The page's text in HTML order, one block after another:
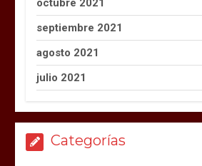
octubre 2021
septiembre 2021
agosto 2021
julio 2021
Categorías